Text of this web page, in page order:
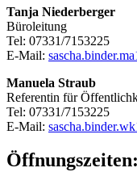
Tanja Niederberger
Büroleitung
Tel: 07331/7153225
E-Mail:
Manuela Straub
Referentin für
Tel: 07331/7153225
E-Mail:
Öffnungszeiten: